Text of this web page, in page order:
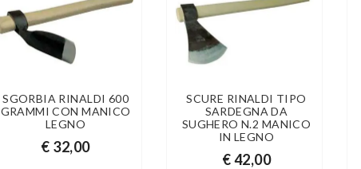
SGORBIA RINALDI 600
GRAMMI CON MANICO
LEGNO
€ 32,00
SCURE RINALDI TIPO
SARDEGNA DA
SUGHERO N.2 MANICO
IN LEGNO
€ 42,00